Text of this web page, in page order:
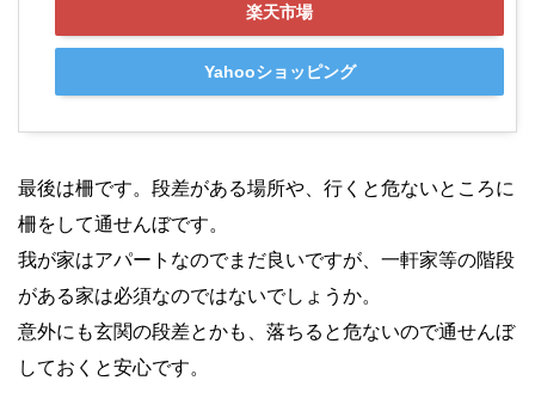
楽天市場
Yahooショッピング
最後は柵です。段差がある場所や、行くと危ないところに
柵をして通せんぼです。
我が家はアパートなのでまだ良いですが、一軒家等の階段
がある家は必須なのではないでしょうか。
意外にも玄関の段差とかも、落ちると危ないので通せんぼ
しておくと安心です。